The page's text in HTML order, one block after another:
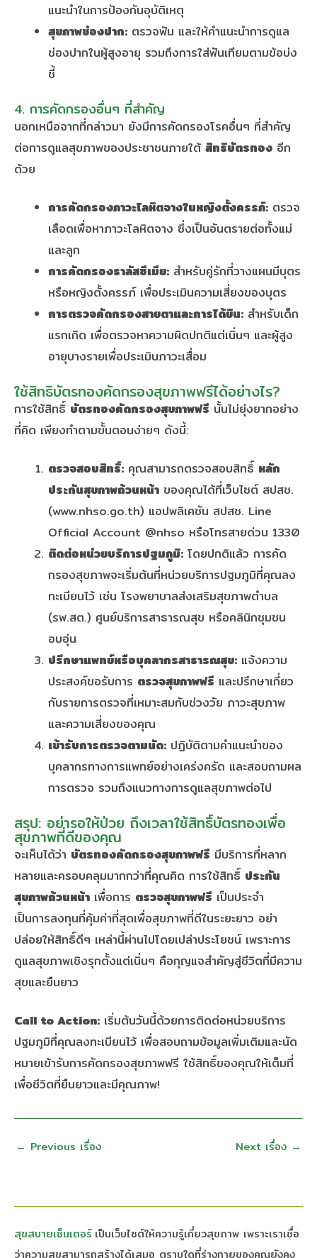
แนะนำในการป้องกันอุบัติเหตุ
สุขภาพช่องปาก: ตรวจฟัน และให้คำแนะนำการดูแล
ช่องปากในผู้สูงอายุ รวมถึงการใส่ฟันเทียมตามข้อบ่ง
ชี้
4. การคัดกรองอื่นๆ ที่สำคัญ
นอกเหนือจากที่กล่าวมา ยังมีการคัดกรองโรคอื่นๆ ที่สำคัญ
ต่อการดูแลสุขภาพของประชาชนภายใต้ สิทธิบัตรทอง อีก
ด้วย
การคัดกรองภาวะโลหิตจางในหญิงตั้งครรภ์: ตรวจ
เลือดเพื่อหาภาวะโลหิตจาง ซึ่งเป็นอันตรายต่อทั้งแม่
และลูก
การคัดกรองธาลัสซีเมีย: สำหรับคู่รักที่วางแผนมีบุตร
หรือหญิงตั้งครรภ์ เพื่อประเมินความเสี่ยงของบุตร
การตรวจคัดกรองสายตาและการได้ยิน: สำหรับเด็ก
แรกเกิด เพื่อตรวจหาความผิดปกติแต่เนิ่นๆ และผู้สูง
อายุบางรายเพื่อประเมินภาวะเสื่อม
ใช้สิทธิบัตรทองคัดกรองสุขภาพฟรีได้อย่างไร?
การใช้สิทธิ์ บัตรทองคัดกรองสุขภาพฟรี นั้นไม่ยุ่งยากอย่าง
ที่คิด เพียงทำตามขั้นตอนง่ายๆ ดังนี้:
ตรวจสอบสิทธิ์: คุณสามารถตรวจสอบสิทธิ์ หลัก
ประกันสุขภาพถ้วนหน้า ของคุณได้ที่เว็บไซต์ สปสช.
(www.nhso.go.th) แอปพลิเคชัน สปสช. Line
Official Account @nhso หรือโทรสายด่วน 1330
ติดต่อหน่วยบริการปฐมภูมิ: โดยปกติแล้ว การคัด
กรองสุขภาพจะเริ่มต้นที่หน่วยบริการปฐมภูมิที่คุณลง
ทะเบียนไว้ เช่น โรงพยาบาลส่งเสริมสุขภาพตำบล
(รพ.สต.) ศูนย์บริการสาธารณสุข หรือคลินิกชุมชน
อบอุ่น
ปรึกษาแพทย์หรือบุคลากรสาธารณสุข: แจ้งความ
ประสงค์ขอรับการ ตรวจสุขภาพฟรี และปรึกษาเกี่ยว
กับรายการตรวจที่เหมาะสมกับช่วงวัย ภาวะสุขภาพ
และความเสี่ยงของคุณ
เข้ารับการตรวจตามนัด: ปฏิบัติตามคำแนะนำของ
บุคลากรทางการแพทย์อย่างเคร่งครัด และสอบถามผล
การตรวจ รวมถึงแนวทางการดูแลสุขภาพต่อไป
สรุป: อย่ารอให้ป่วย ถึงเวลาใช้สิทธิ์บัตรทองเพื่อ
สุขภาพที่ดีของคุณ
จะเห็นได้ว่า บัตรทองคัดกรองสุขภาพฟรี มีบริการที่หลาก
หลายและครอบคลุมมากกว่าที่คุณคิด การใช้สิทธิ์ ประกัน
สุขภาพถ้วนหน้า เพื่อการ ตรวจสุขภาพฟรี เป็นประจำ
เป็นการลงทุนที่คุ้มค่าที่สุดเพื่อสุขภาพที่ดีในระยะยาว อย่า
ปล่อยให้สิทธิ์ดีๆ เหล่านี้ผ่านไปโดยเปล่าประโยชน์ เพราะการ
ดูแลสุขภาพเชิงรุกตั้งแต่เนิ่นๆ คือกุญแจสำคัญสู่ชีวิตที่มีความ
สุขและยืนยาว
Call to Action: เริ่มต้นวันนี้ด้วยการติดต่อหน่วยบริการ
ปฐมภูมิที่คุณลงทะเบียนไว้ เพื่อสอบถามข้อมูลเพิ่มเติมและนัด
หมายเข้ารับการคัดกรองสุขภาพฟรี ใช้สิทธิ์ของคุณให้เต็มที่
เพื่อชีวิตที่ยืนยาวและมีคุณภาพ!
← Previous เรื่อง Next เรื่อง →
สุขสบายเซ็นเตอร์ เป็นเว็บไซต์ให้ความรู้เกี่ยวสุขภาพ เพราะเราเชื่อ
ว่าความสุขสามารถสร้างได้เสมอ ตราบใดที่ร่างกายของคุณยังคง